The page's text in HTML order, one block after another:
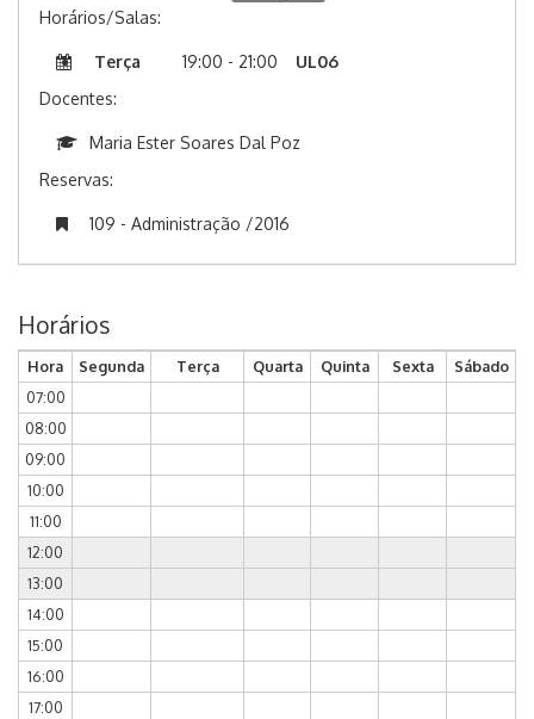
Horários/Salas:
Terça 19:00 - 21:00
UL06
Docentes:
Maria Ester Soares Dal Poz
Reservas:
109 - Administração /2016
Horários
Hora Segunda Terça Quarta Quinta Sexta
Sábado
07:00
08:00
09:00
10:00
11:00
12:00
13:00
14:00
15:00
16:00
17:00